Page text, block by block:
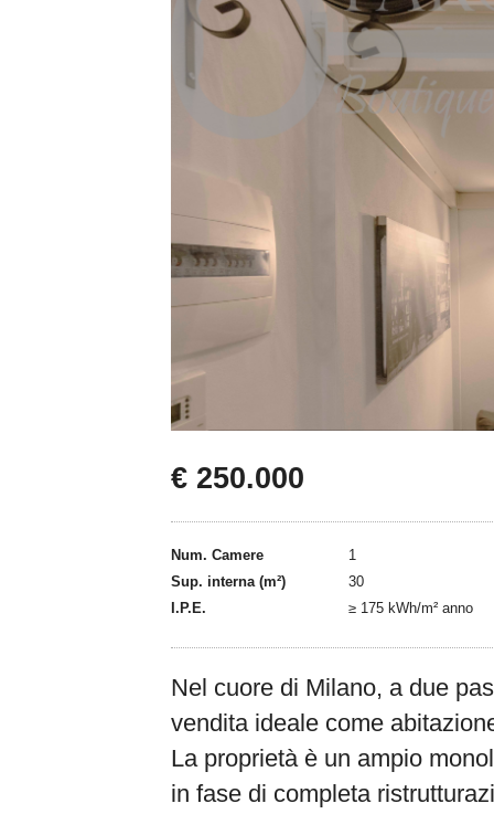
€ 250.000
Num. Camere
1
Sup. interna (m²)
30
I.P.E.
≥ 175 kWh/m² anno
Nel cuore di Milano, a due
vendita ideale come
La proprietà è un ampio
in fase di completa